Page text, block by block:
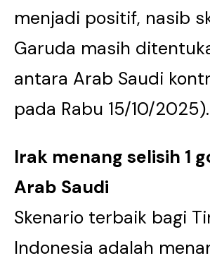
menjadi positif, nasib
Garuda masih
antara Arab Saudi
pada Rabu 15/10/2025).
Irak menang selisih 1
Arab Saudi
Skenario terbaik bagi
Indonesia adalah